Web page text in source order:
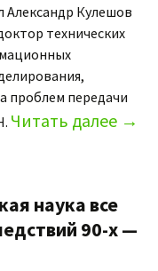
Александр Кулешов
технических
проблем передачи
Читать далее →
наука все
90-х —